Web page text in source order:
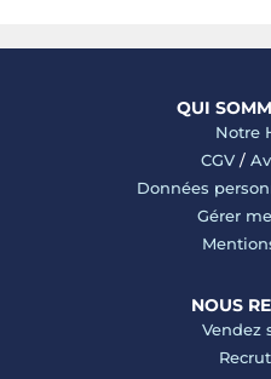
QUI
Notre
CGV/
Données
Gérer
NOUS
Vendez